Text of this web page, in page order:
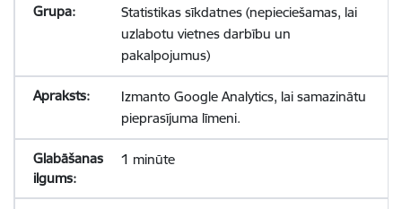
Statistikas sīkdatnes (nepieciešamas, lai
uzlabotu vietnes darbību un
pakalpojumus)
Izmanto Google Analytics, lai samazinātu
pieprasījuma līmeni.
1 minūte